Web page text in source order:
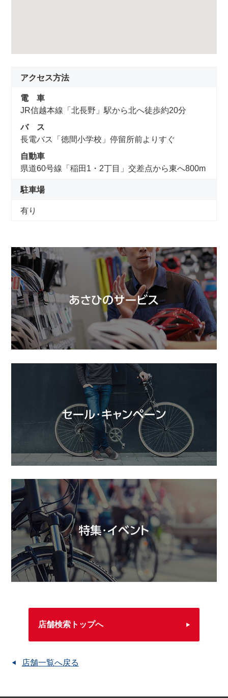
アクセス方法
電 車
JR信越本線「北長野」駅から北へ徒歩約20分
バ ス
長電バス「徳間小学校」停留所前よりすぐ
自動車
県道60号線「稲田1・2丁目」交差点から東へ800m
駐車場
有り
店舗検索トップへ
店舗一覧へ戻る